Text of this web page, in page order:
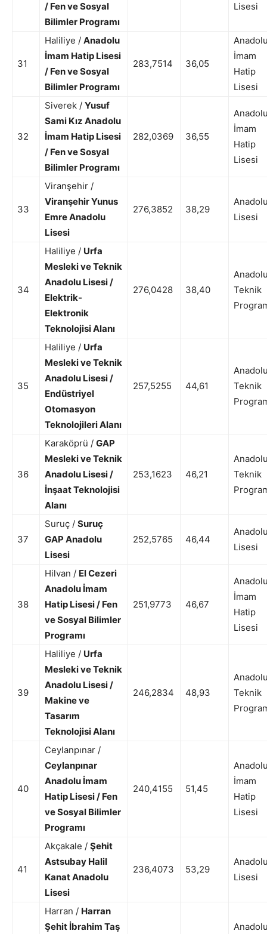
/ Fen ve Sosyal
Bilimler Programı
Lisesi
31
Haliliye / Anadolu
İmam Hatip Lisesi
/ Fen ve Sosyal
Bilimler Programı
283,7514 36,05
İmam
Hatip
Lisesi
32
Siverek / Yusuf
Sami Kız Anadolu
İmam Hatip Lisesi
/ Fen ve Sosyal
Bilimler Programı
282,0369 36,55
İmam
Hatip
Lisesi
33
Viranşehir /
Viranşehir Yunus
Emre Anadolu
Lisesi
276,3852 38,29
Lisesi
34
Haliliye / Urfa
Mesleki ve Teknik
Anadolu Lisesi /
Elektrik-
Elektronik
Teknolojisi Alanı
276,0428 38,40
Teknik
35
Haliliye / Urfa
Mesleki ve Teknik
Anadolu Lisesi /
Endüstriyel
Otomasyon
Teknolojileri Alanı
257,5255 44,61
Teknik
36
Karaköprü / GAP
Mesleki ve Teknik
Anadolu Lisesi /
İnşaat Teknolojisi
Alanı
253,1623 46,21
Teknik
37
Suruç / Suruç
GAP Anadolu
Lisesi
252,5765 46,44
Lisesi
38
Hilvan / El Cezeri
Anadolu İmam
Hatip Lisesi / Fen
ve Sosyal Bilimler
Programı
251,9773 46,67
İmam
Hatip
Lisesi
39
Haliliye / Urfa
Mesleki ve Teknik
Anadolu Lisesi /
Makine ve
Tasarım
Teknolojisi Alanı
246,2834 48,93
Teknik
40
Ceylanpınar /
Ceylanpınar
Anadolu İmam
Hatip Lisesi / Fen
ve Sosyal Bilimler
Programı
240,4155 51,45
İmam
Hatip
Lisesi
41
Akçakale / Şehit
Astsubay Halil
Kanat Anadolu
Lisesi
236,4073 53,29
Lisesi
Harran / Harran
Şehit İbrahim Taş